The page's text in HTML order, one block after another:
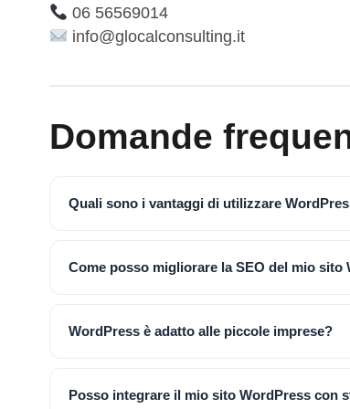
06 56569014
info@glocalconsulting.it
Domande
Quali sono i vantaggi di utilizzare
Come posso migliorare la SEO del mio sito
WordPress è adatto alle piccole imprese?
Posso integrare il mio sito WordPress con